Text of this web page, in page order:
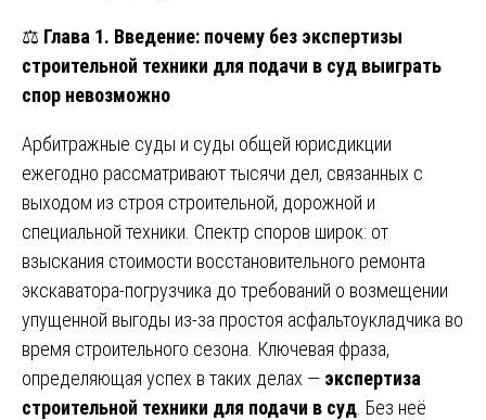
⚖️ Глава 1. Введение: почему без экспертизы
строительной техники для подачи в суд выиграть
спор невозможно
Арбитражные суды и суды общей юрисдикции
ежегодно рассматривают тысячи дел, связанных с
выходом из строя строительной, дорожной и
специальной техники. Спектр споров широк: от
взыскания стоимости восстановительного ремонта
экскаватора-погрузчика до требований о возмещении
упущенной выгоды из-за простоя асфальтоукладчика во
время строительного сезона. Ключевая фраза,
определяющая успех в таких делах — экспертиза
строительной техники для подачи в суд . Без неё